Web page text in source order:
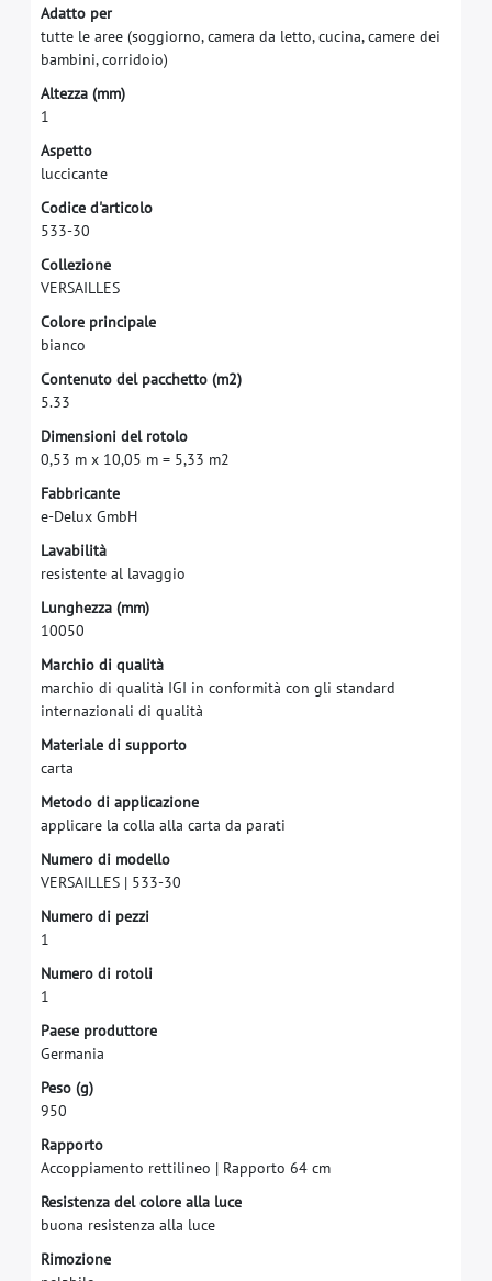
Adatto per
tutte le aree (soggiorno, camera da letto, cucina, camere dei
bambini, corridoio)
Altezza (mm)
1
Aspetto
luccicante
Codice d'articolo
533-30
Collezione
VERSAILLES
Colore principale
bianco
Contenuto del pacchetto (m2)
5.33
Dimensioni del rotolo
0,53 m x 10,05 m = 5,33 m2
Fabbricante
e-Delux GmbH
Lavabilità
resistente al lavaggio
Lunghezza (mm)
10050
Marchio di qualità
marchio di qualità IGI in conformità con gli standard
internazionali di qualità
Materiale di supporto
carta
Metodo di applicazione
applicare la colla alla carta da parati
Numero di modello
VERSAILLES | 533-30
Numero di pezzi
1
Numero di rotoli
1
Paese produttore
Germania
Peso (g)
950
Rapporto
Accoppiamento rettilineo | Rapporto 64 cm
Resistenza del colore alla luce
buona resistenza alla luce
Rimozione